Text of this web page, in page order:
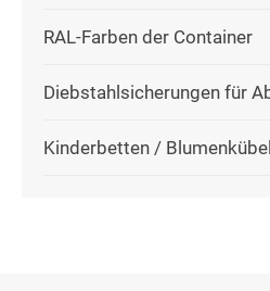
RAL-Farben der Container
Diebstahlsicherungen für
Kinderbetten / Blumenkübel